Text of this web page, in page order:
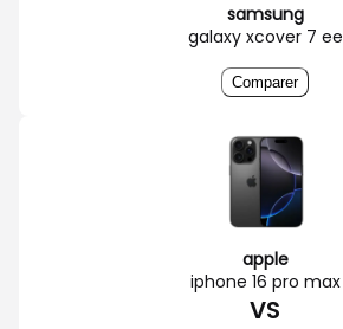
samsung
galaxy xcover 7 ee
Comparer
apple
iphone 16 pro max
VS